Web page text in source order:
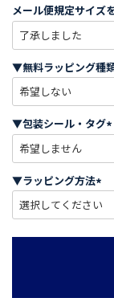
メール便規定サイズ
▼無料ラッピング種
▼包装シール・タグ
)
▼ラッピング方法
必